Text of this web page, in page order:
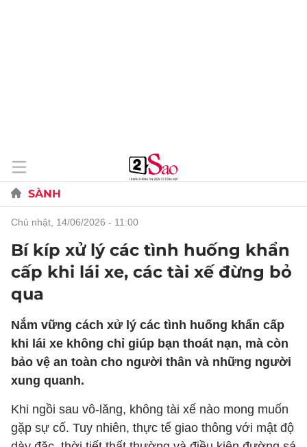
SÀNH
chủ nhật, 14/06/2026 - 11:00
Bí kíp xử lý các tình huống khẩn
cấp khi lái xe, các tài xế đừng bỏ
qua
Nắm vững cách xử lý các tình huống khẩn cấp
khi lái xe không chỉ giúp bạn thoát nạn, mà còn
bảo vệ an toàn cho người thân và những người
xung quanh.
Khi ngồi sau vô-lăng, không tài xế nào mong muốn
gặp sự cố. Tuy nhiên, thực tế giao thông với mật độ